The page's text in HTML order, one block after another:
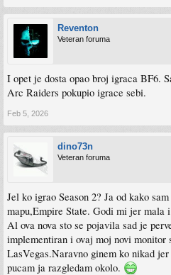
Reventon
Veteran foruma
I opet je dosta opao broj igraca BF6.
Arc Raiders pokupio igrace sebi.
Feb 5, 2026
dino73n
Veteran foruma
Jel ko igrao Season 2? Ja od kako
mapu,Empire State. Godi mi jer mala
Al ova nova sto se pojavila sad je
implementiran i ovaj moj novi monitor
LasVegas.Naravno ginem ko nikad
pucam ja razgledam okolo.